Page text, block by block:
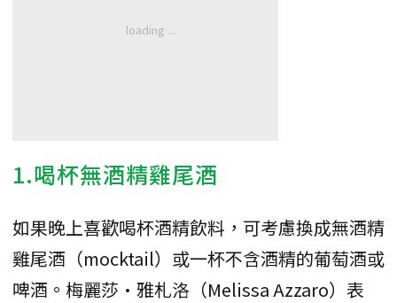
1.喝杯無酒精雞尾酒
如果晚上喜歡喝杯酒精飲料，可考慮換成無酒精
雞尾酒（mocktail）或一杯不含酒精的葡萄酒或
啤酒。梅麗莎·雅札洛（Melissa Azzaro）表